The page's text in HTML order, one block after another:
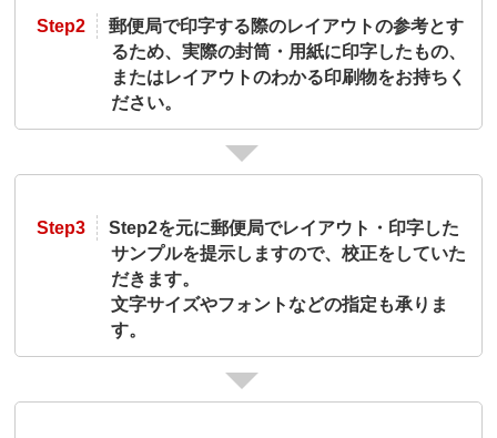
Step2
郵便局で印字する際のレイアウトの参考とす
るため、実際の封筒・用紙に印字したもの、
またはレイアウトのわかる印刷物をお持ちく
ださい。
Step3
Step2を元に郵便局でレイアウト・印字した
サンプルを提示しますので、校正をしていた
だきます。
文字サイズやフォントなどの指定も承りま
す。